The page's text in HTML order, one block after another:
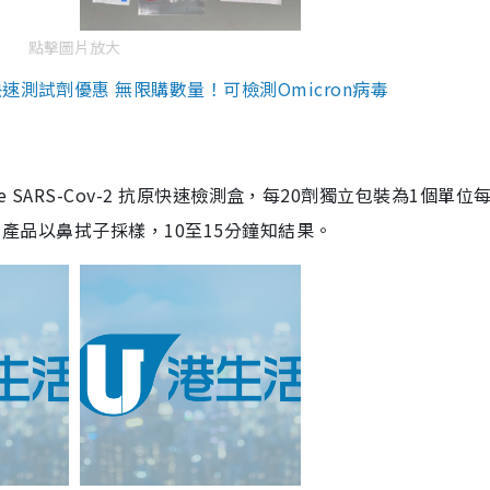
點擊圖片放大
測試劑優惠 無限購數量！可檢測Omicron病毒
Cov-2 抗原快速檢測盒，每20劑獨立包裝為1個單位
品以鼻拭子採樣，10至15分鐘知結果。